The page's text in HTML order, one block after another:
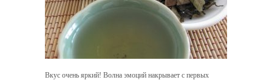
Вкус очень яркий! Волна эмоций накрывает с первых